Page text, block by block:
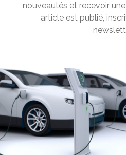
← Revenir aux actualités
DE NOUVEAUX
DANS
L’ALLIANCE
MITSUBISHI
Rédigé par Emmanuel Maumon le
0 commentaires
nouveautés et recevoir
article est publié,